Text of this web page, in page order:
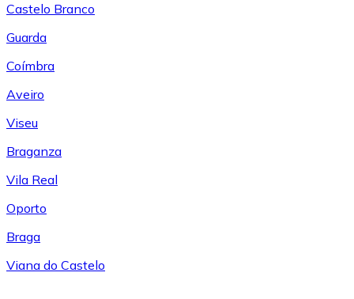
Castelo Branco
Guarda
Coímbra
Aveiro
Viseu
Braganza
Vila Real
Oporto
Braga
Viana do Castelo